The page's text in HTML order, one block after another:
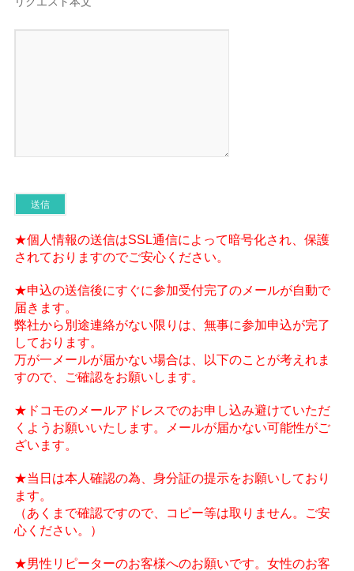
★個人情報の送信はSSL通信によって暗号化され、保護
されておりますのでご安心ください。
★申込の送信後にすぐに参加受付完了のメールが自動で
届きます。
弊社から別途連絡がない限りは、無事に参加申込が完了
しております。
万が一メールが届かない場合は、以下のことが考えれま
すので、ご確認をお願いします。
★ドコモのメールアドレスでのお申し込み避けていただ
くようお願いいたします。メールが届かない可能性がご
ざいます。
★当日は本人確認の為、身分証の提示をお願いしており
ます。
（あくまで確認ですので、コピー等は取りません。ご安
心ください。）
★男性リピーターのお客様へのお願いです。女性のお客